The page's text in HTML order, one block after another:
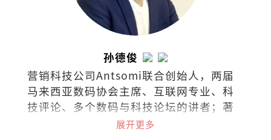
孙德俊
营销科技公司Antsomi联合创始人，两届
马来西亚数码协会主席、互联网专业、科
技评论、多个数码与科技论坛的讲者；著
有《AI时代2053》、《数码时代：48个生
展开更多